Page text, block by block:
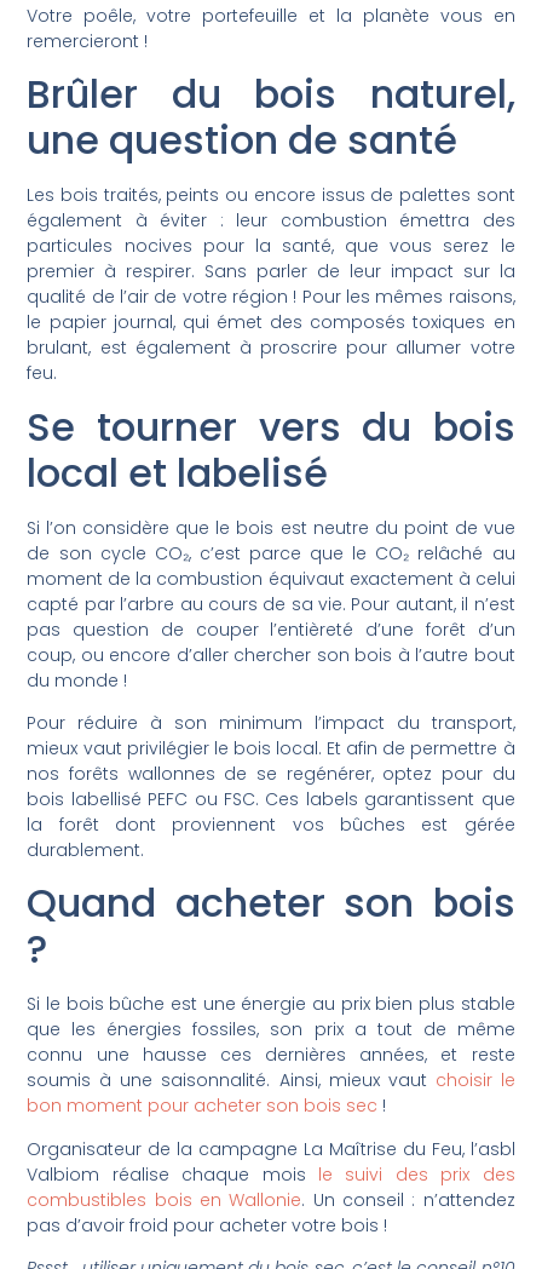
Votre poêle, votre portefeuille et la planète vous en
remercieront !
Brûler du bois naturel,
une question de santé
Les bois traités, peints ou encore issus de palettes sont
également à éviter : leur combustion émettra des
particules nocives pour la santé, que vous serez le
premier à respirer. Sans parler de leur impact sur la
qualité de l’air de votre région ! Pour les mêmes raisons,
le papier journal, qui émet des composés toxiques en
brulant, est également à proscrire pour allumer votre
feu.
Se tourner vers du bois
local et labelisé
Si l’on considère que le bois est neutre du point de vue
de son cycle CO₂, c’est parce que le CO₂ relâché au
moment de la combustion équivaut exactement à celui
capté par l’arbre au cours de sa vie. Pour autant, il n’est
pas question de couper l’entièreté d’une forêt d’un
coup, ou encore d’aller chercher son bois à l’autre bout
du monde !
Pour réduire à son minimum l’impact du transport,
mieux vaut privilégier le bois local. Et afin de permettre à
nos forêts wallonnes de se regénérer, optez pour du
bois labellisé PEFC ou FSC. Ces labels garantissent que
la forêt dont proviennent vos bûches est gérée
durablement.
Quand acheter son bois
?
Si le bois bûche est une énergie au prix bien plus stable
que les énergies fossiles, son prix a tout de même
connu une hausse ces dernières années, et reste
soumis à une saisonnalité. Ainsi, mieux vaut choisir le
bon moment pour acheter son bois sec !
Organisateur de la campagne La Maîtrise du Feu, l’asbl
Valbiom réalise chaque mois le suivi des prix des
combustibles bois en Wallonie. Un conseil : n’attendez
pas d’avoir froid pour acheter votre bois !